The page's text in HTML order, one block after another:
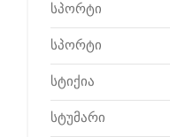
სპორტი
სპორტი
სტიქია
სტუმარი